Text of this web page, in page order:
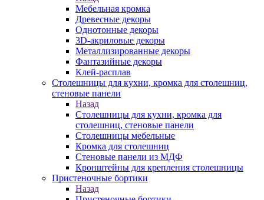
Мебельная кромка
Древесные декоры
Однотонные декоры
3D-акриловые декоры
Металлизированные декоры
Фантазийные декоры
Клей-расплав
Столешницы для кухни, кромка для столешниц,
стеновые панели
Назад
Столешницы для кухни, кромка для
столешниц, стеновые панели
Столешницы мебельные
Кромка для столешниц
Стеновые панели из МДФ
Кронштейны для крепления столешницы
Пристеночные бортики
Назад